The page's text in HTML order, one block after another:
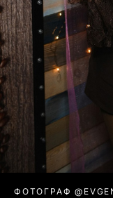
ФОТОГРАФ